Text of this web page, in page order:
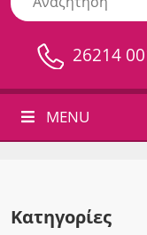
26214
MENU
Κατηγορίες